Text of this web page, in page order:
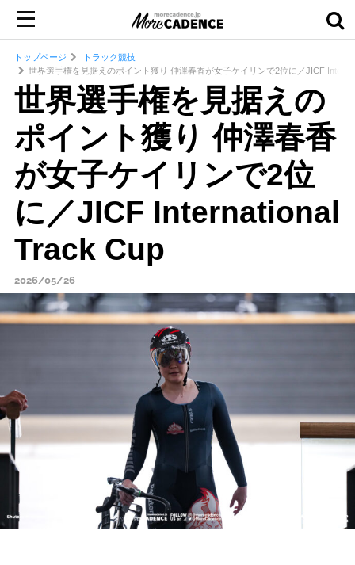
トップページ
トラック競技
世界選手権を見据えのポイント獲り 仲澤春香が女子ケイリンで2位に／JICF
世界選手権を見据えの
ポイント獲り 仲澤春香
が女子ケイリンで2位
に／JICF International
Track Cup
2026/05/26